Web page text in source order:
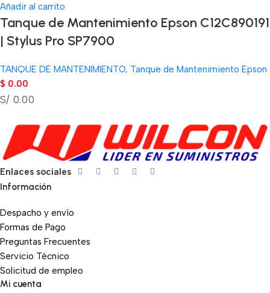
Añadir al carrito
Tanque de Mantenimiento Epson C12C890191
| Stylus Pro SP7900
TANQUE DE MANTENIMIENTO, Tanque de Mantenimiento Epson
$ 0.00
S/ 0.00
Enlaces sociales
Información
Despacho y envío
Formas de Pago
Preguntas Frecuentes
Servicio Técnico
Solicitud de empleo
Mi cuenta